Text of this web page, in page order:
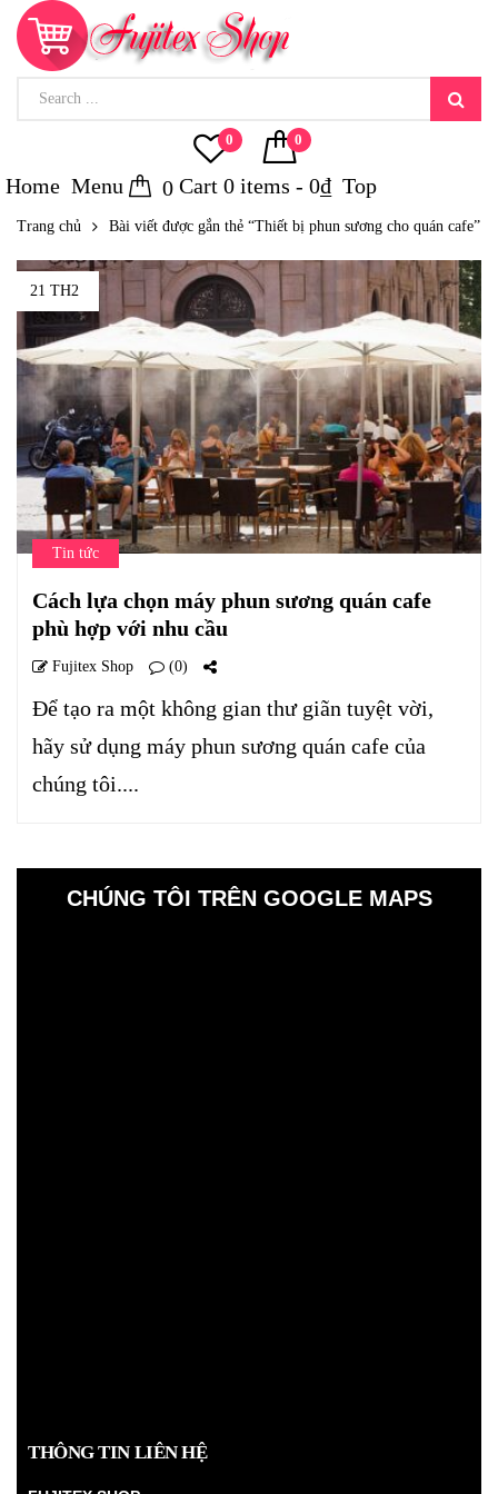
0 0
Home Menu 0 Cart 0 items - 0₫ Top
Trang chủ Bài viết được gắn thẻ “Thiết bị phun sương cho quán cafe”
21 TH2
Tin tức
Cách lựa chọn máy phun sương quán cafe
phù hợp với nhu cầu
Fujitex Shop (0)
Để tạo ra một không gian thư giãn tuyệt vời,
hãy sử dụng máy phun sương quán cafe của
chúng tôi....
CHÚNG TÔI TRÊN GOOGLE MAPS
THÔNG TIN LIÊN HỆ